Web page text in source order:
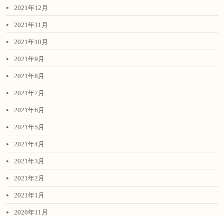
2021年12月
2021年11月
2021年10月
2021年9月
2021年8月
2021年7月
2021年6月
2021年5月
2021年4月
2021年3月
2021年2月
2021年1月
2020年11月